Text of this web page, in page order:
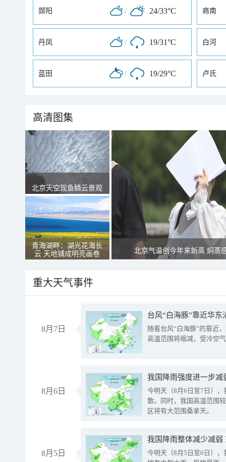
郧阳 / 24/33°C 商南
丹凤 / 19/31°C 白河
蓝田 / 19/29°C 卢氏
高清图集
北京天空现鱼鳞云景观
青海湖畔：湖光花海长
云 天地铺成明亮画卷
北京气温创今年来新高 焖蒸
重大天气事件
8月7日
台风“白海豚”靠近华
随着台风“白海豚”的靠近
高温范围将缩减，受冷空
8月6日
今明天（8月6日至7日）
散。同时，我国高温范围
区将有大范围桑拿天。
8月5日
我国降雨整体减少减弱
今明天（8月5日至6日）